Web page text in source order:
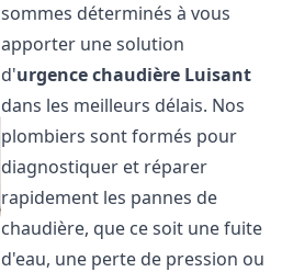
sommes déterminés à vous
apporter une solution
d'urgence chaudière Luisant
dans les meilleurs délais. Nos
plombiers sont formés pour
diagnostiquer et réparer
rapidement les pannes de
chaudière, que ce soit une fuite
d'eau, une perte de pression ou